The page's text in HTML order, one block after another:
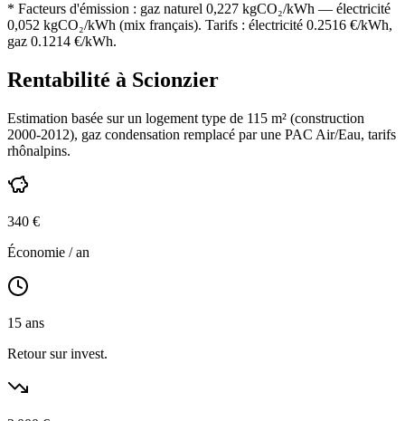
* Facteurs d'émission : gaz naturel 0,227 kgCO₂/kWh — électricité
0,052 kgCO₂/kWh (mix français). Tarifs : électricité 0.2516 €/kWh,
gaz 0.1214 €/kWh.
Rentabilité à Scionzier
Estimation basée sur un logement type de 115 m² (construction
2000-2012), gaz condensation remplacé par une PAC Air/Eau, tarifs
rhônalpins.
340 €
Économie / an
15 ans
Retour sur invest.